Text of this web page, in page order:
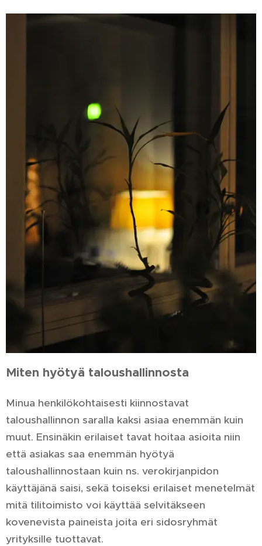
Miten hyötyä taloushallinnosta
Minua henkilökohtaisesti kiinnostavat
taloushallinnon saralla kaksi asiaa enemmän kuin
muut. Ensinäkin erilaiset tavat hoitaa asioita niin
että asiakas saa enemmän hyötyä
taloushallinnostaan kuin ns. verokirjanpidon
käyttäjänä saisi, sekä toiseksi erilaiset menetelmät
mitä tilitoimisto voi käyttää selvitäkseen
kovenevista paineista joita eri sidosryhmät
yrityksille tuottavat.